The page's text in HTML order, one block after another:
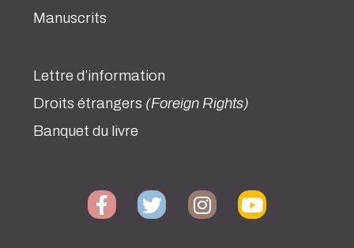
Manuscrits
Lettre d’information
Droits étrangers (Foreign Rights)
Banquet du livre